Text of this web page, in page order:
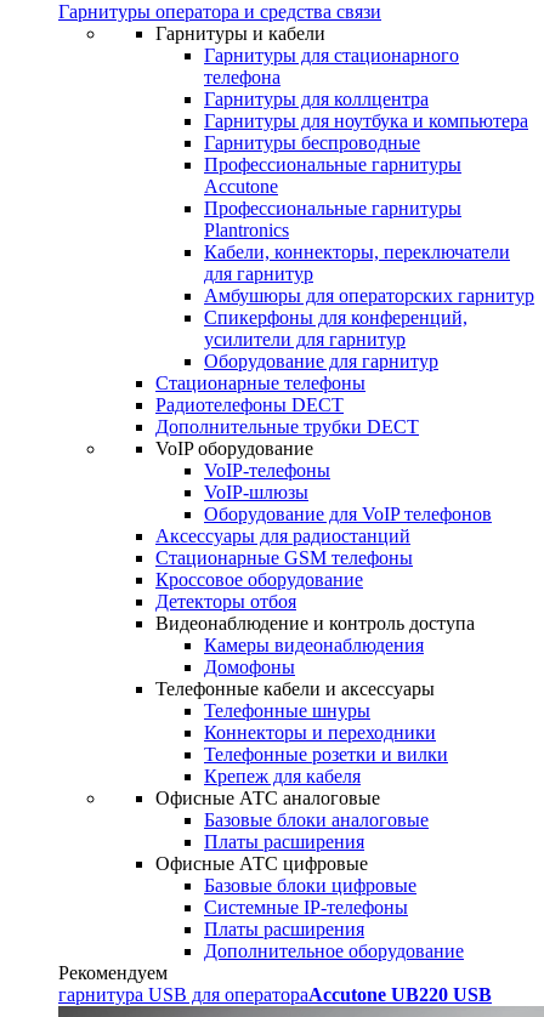
Гарнитуры оператора и средства связи
Гарнитуры и кабели
Гарнитуры для стационарного
телефона
Гарнитуры для коллцентра
Гарнитуры для ноутбука и компьютера
Гарнитуры беспроводные
Профессиональные гарнитуры
Accutone
Профессиональные гарнитуры
Plantronics
Кабели, коннекторы, переключатели
для гарнитур
Амбушюры для операторских гарнитур
Cпикерфоны для конференций,
усилители для гарнитур
Оборудование для гарнитур
Стационарные телефоны
Радиотелефоны DECT
Дополнительные трубки DECT
VoIP оборудование
VoIP-телефоны
VoIP-шлюзы
Оборудование для VoIP телефонов
Аксессуары для радиостанций
Стационарные GSM телефоны
Кроссовое оборудование
Детекторы отбоя
Видеонаблюдение и контроль доступа
Камеры видеонаблюдения
Домофоны
Телефонные кабели и аксессуары
Телефонные шнуры
Коннекторы и переходники
Телефонные розетки и вилки
Крепеж для кабеля
Офисные АТС аналоговые
Базовые блоки аналоговые
Платы расширения
Офисные АТС цифровые
Базовые блоки цифровые
Системные IP-телефоны
Платы расширения
Дополнительное оборудование
Рекомендуем
гарнитура USB для оператораAccutone UB220 USB